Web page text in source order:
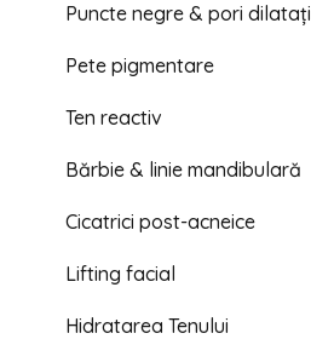
Puncte negre & pori dilatați
Pete pigmentare
Ten reactiv
Bărbie & linie mandibulară
Cicatrici post-acneice
Lifting facial
Hidratarea Tenului